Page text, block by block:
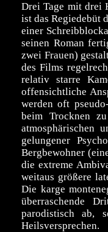
Drei Tage mit drei
ist das Regiedebüt
einer
seinen Roman
zwei Frauen)
des Films
relativ starre
offensichtliche
werden oft
beim Trocknen
atmosphärischen
gelungener
Bergbewohner
die extreme
weitaus größere
Die karge
überraschende
parodistisch ab,
Heilsversprechen.